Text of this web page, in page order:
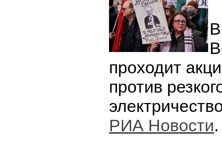
проходит
против
РИА Новости.